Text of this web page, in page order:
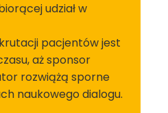
udział w
pacjentów jest
aż sponsor
rozwiążą sporne
naukowego dialogu.